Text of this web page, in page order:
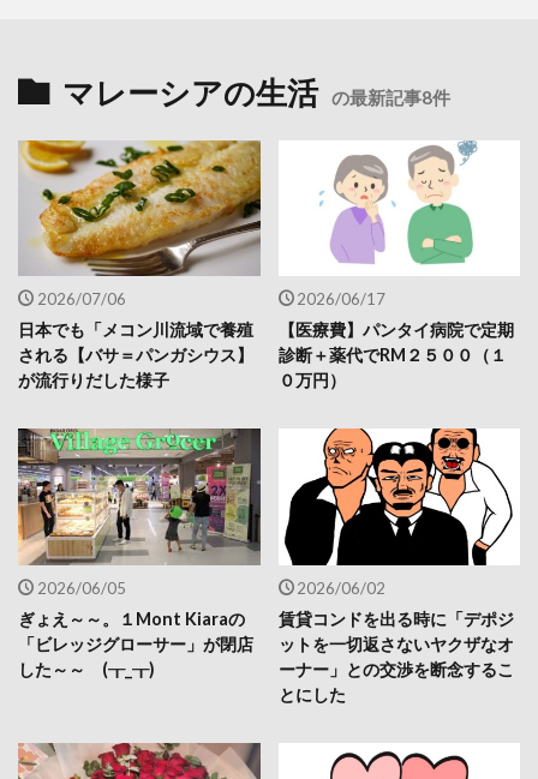
マレーシアの生活 の最新記事8件
2026/07/06
日本でも「メコン川流域で養殖
される【バサ＝パンガシウス】
が流行りだした様子
2026/06/17
【医療費】パンタイ病院で定期
診断＋薬代でRM２５００（１
０万円）
2026/06/05
ぎょえ～～。１Mont Kiaraの
「ビレッジグローサー」が閉店
した～～ (┰_┰)
2026/06/02
賃貸コンドを出る時に「デポジ
ットを一切返さないヤクザなオ
ーナー」との交渉を断念するこ
とにした